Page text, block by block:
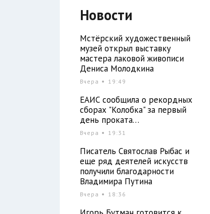
Новости
Мстёрский художественный
музей открыл выставку
мастера лаковой живописи
Дениса Молодкина
Вчера 19:49
ЕАИС сообщила о рекордных
сборах "Колобка" за первый
день проката…
Вчера 19:31
Писатель Святослав Рыбас и
еще ряд деятелей искусств
получили благодарности
Владимира Путина
Вчера 18:36